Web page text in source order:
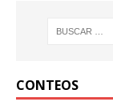
CONTEOS